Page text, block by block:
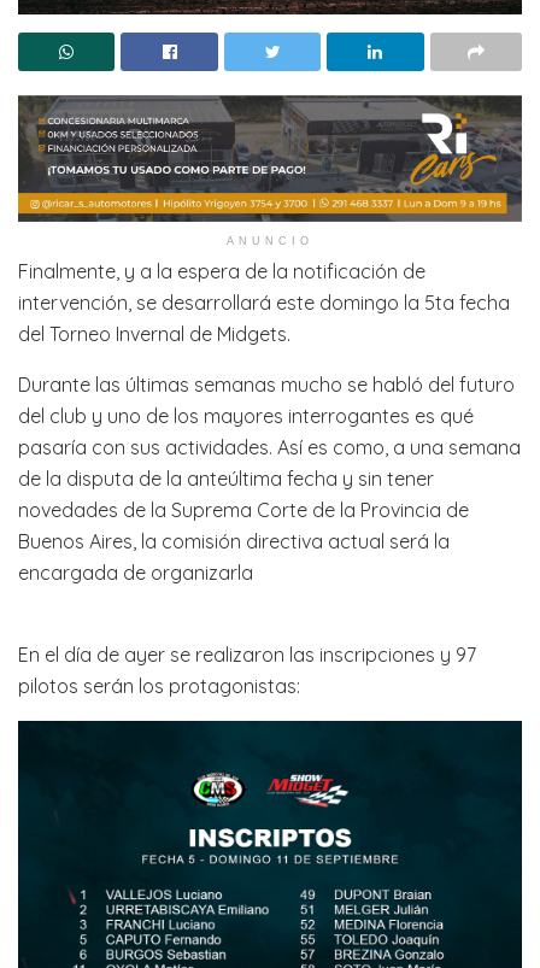
ANUNCIO
Finalmente, y a la espera de la notificación de
intervención, se desarrollará este domingo la 5ta fecha
del Torneo Invernal de Midgets.
Durante las últimas semanas mucho se habló del futuro
del club y uno de los mayores interrogantes es qué
pasaría con sus actividades. Así es como, a una semana
de la disputa de la anteúltima fecha y sin tener
novedades de la Suprema Corte de la Provincia de
Buenos Aires, la comisión directiva actual será la
encargada de organizarla
En el día de ayer se realizaron las inscripciones y 97
pilotos serán los protagonistas: